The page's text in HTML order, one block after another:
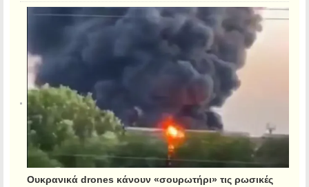
Ουκρανικά drones κάνουν «σουρωτήρι» τις ρωσικές